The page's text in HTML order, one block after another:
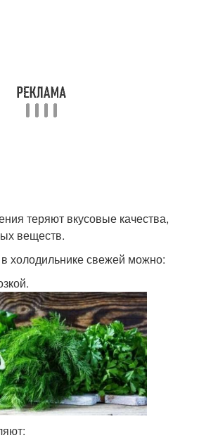
теряют вкусовые качества,
веществ.
холодильнике свежей можно: